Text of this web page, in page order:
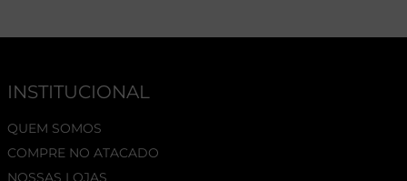
INSTITUCIONAL
QUEM SOMOS
COMPRE NO ATACADO
NOSSAS LOJAS